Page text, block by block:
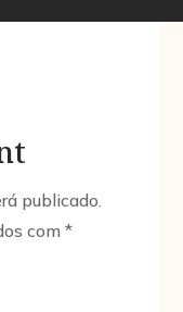
publicado.
com*